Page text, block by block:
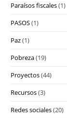
Paraísos fiscales(1)
PASOS(1)
Paz(1)
Pobreza(19)
Proyectos(44)
Recursos(3)
Redes sociales(20)